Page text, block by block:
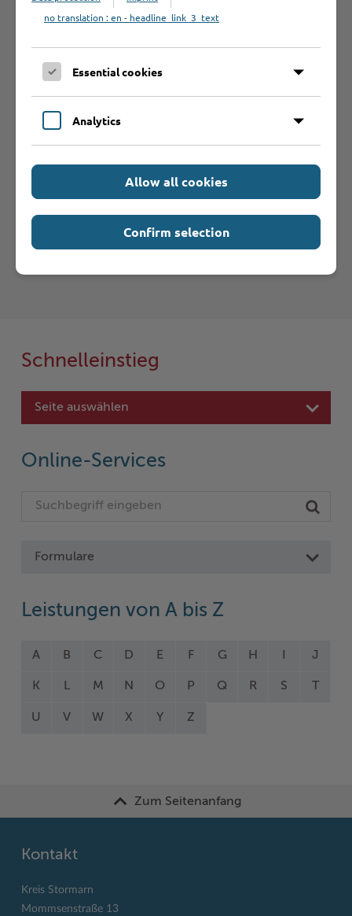
Betrieb anmelden
Sie vermissen einen Eintrag in der Liste? Melden Sie
Betrieb anmelden
Haftungsauschluss
Hinweise zum Haftungsausschluß bei Links zu anderen
Internet-Seiten entnehmen Sie bitte den
Schnelleinstieg
Seite auswählen
Online-Services
Formulare
Leistungen von A bis Z
A B C D E F G H J
K L M N O P Q R S T
U V W X Y Z
Zum Seitenanfang
Kontakt
Kreis Stormarn
Mommsenstraße 13
no translation : en - headline_link_3_text
Essential cookies
Analytics
Allow all cookies
Confirm selection